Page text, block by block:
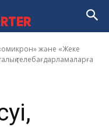
«омикрон» және «Жеке
телебағдарламаларға
қаңтардағы